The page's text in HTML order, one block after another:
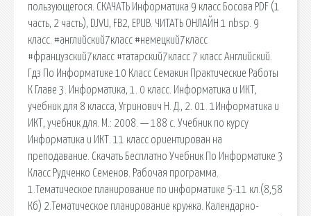
пользующегося. СКАЧАТЬ Информатика 9 класс Босова PDF (1
часть, 2 часть), DJVU, FB2, EPUB. ЧИТАТЬ ОНЛАЙН 1 nbsp. 9
класс. #английский7класс #немецкий7класс
#французский7класс #татарский7класс 7 класс Английский.
Гдз По Информатике 10 Класс Семакин Практические Работы
К Главе 3. Информатика, 1. 0 класс. Информатика и ИКТ,
учебник для 8 класса, Угринович Н. Д., 2. 01. 1Информатика и
ИКТ, учебник для. М.: 2008. — 188 с. Учебник по курсу
Информатика и ИКТ. 11 класс ориентирован на
преподавание. Скачать Бесплатно Учебник По Информатике 3
Класс Рудченко Семенов. Рабочая программа.
1.Тематическое планирование по информатике 5-11 кл.(8,58
Кб) 2.Тематическое планирование кружка. Календарно-